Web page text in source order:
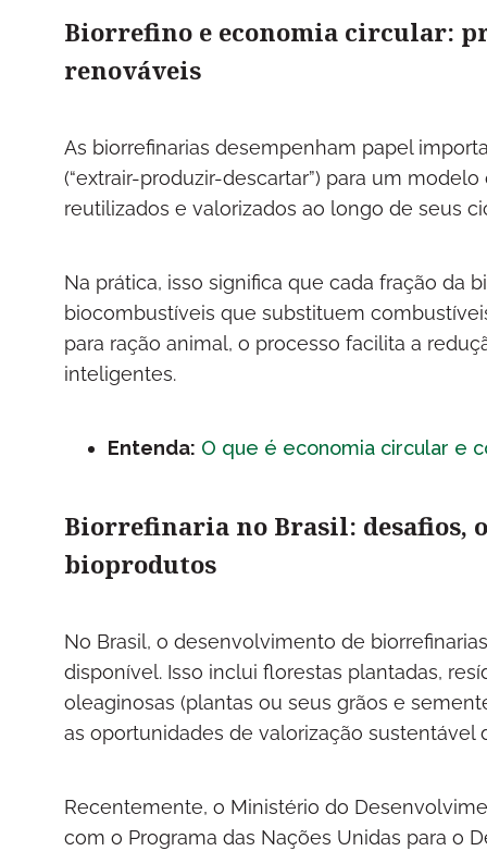
Biorrefino e economia circular:
renováveis
As biorrefinarias desempenham papel
(“extrair-produzir-descartar”) para um
reutilizados e valorizados ao longo de seus
Na prática, isso significa que cada fração da
biocombustíveis que substituem
para ração animal, o processo facilita a
inteligentes.
Entenda: O que é economia circular e
Biorrefinaria no Brasil: desafios,
bioprodutos
No Brasil, o desenvolvimento de
disponível. Isso inclui florestas plantadas,
oleaginosas (plantas ou seus grãos e
as oportunidades de valorização sustentável
Recentemente, o Ministério do
com o Programa das Nações Unidas para o